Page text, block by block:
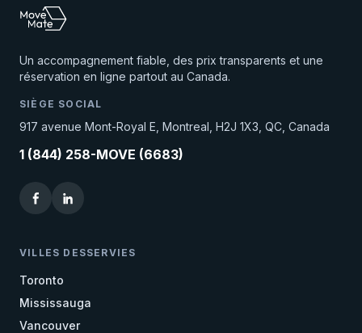
Un accompagnement fiable, des prix transparents et une
réservation en ligne partout au Canada.
SIÈGE SOCIAL
917 avenue Mont-Royal E, Montreal, H2J 1X3, QC, Canada
1 (844) 258-MOVE (6683)
VILLES DESSERVIES
Toronto
Mississauga
Vancouver